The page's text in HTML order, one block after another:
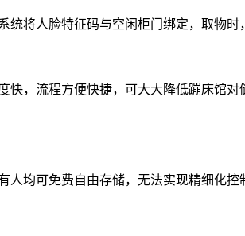
将人脸特征码与空闲柜门绑定，取物时
，流程方便快捷，可大大降低蹦床馆
均可免费自由存储，无法实现精细化控